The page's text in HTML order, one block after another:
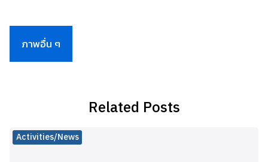
ภาพอื่น ๆ
Related Posts
Activities/News